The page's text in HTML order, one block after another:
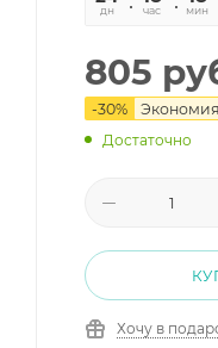
дн час мин
805
-30% Экономия
Достаточно
Хочу в